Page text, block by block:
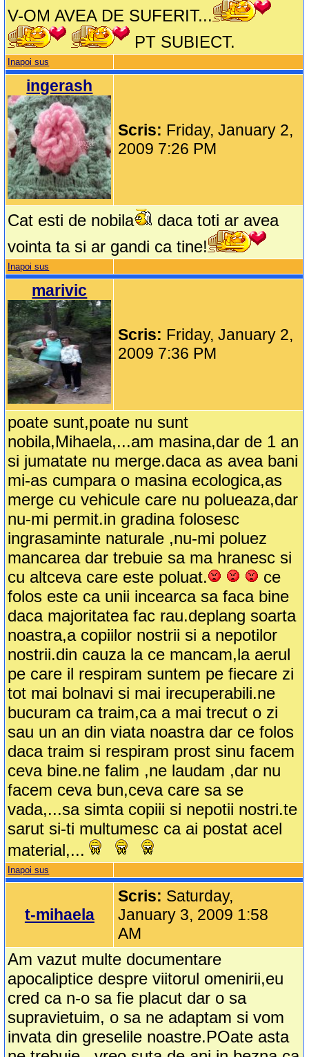
V-OM AVEA DE SUFERIT...
PT SUBIECT.
Inapoi sus
ingerash
Scris: Friday, January 2,
2009 7:26 PM
Cat esti de nobila
daca toti ar avea
vointa ta si ar gandi ca tine!
Inapoi sus
marivic
Scris: Friday, January 2,
2009 7:36 PM
poate sunt,poate nu sunt
nobila,Mihaela,...am masina,dar de 1 an
si jumatate nu merge.daca as avea bani
mi-as cumpara o masina ecologica,as
merge cu vehicule care nu polueaza,dar
nu-mi permit.in gradina folosesc
ingrasaminte naturale ,nu-mi poluez
mancarea dar trebuie sa ma hranesc si
cu altceva care este poluat.
ce
folos este ca unii incearca sa faca bine
daca majoritatea fac rau.deplang soarta
noastra,a copiilor nostrii si a nepotilor
nostrii.din cauza la ce mancam,la aerul
pe care il respiram suntem pe fiecare zi
tot mai bolnavi si mai irecuperabili.ne
bucuram ca traim,ca a mai trecut o zi
sau un an din viata noastra dar ce folos
daca traim si respiram prost sinu facem
ceva bine.ne falim ,ne laudam ,dar nu
facem ceva bun,ceva care sa se
vada,...sa simta copiii si nepotii nostri.te
sarut si-ti multumesc ca ai postat acel
material,...
Inapoi sus
t-mihaela
Scris: Saturday,
January 3, 2009 1:58
AM
Am vazut multe documentare
apocaliptice despre viitorul omenirii,eu
cred ca n-o sa fie placut dar o sa
supravietuim, o sa ne adaptam si vom
invata din greselile noastre.POate asta